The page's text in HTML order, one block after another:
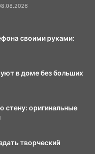
своими руками:
в доме без больших
стену: оригинальные
творческий